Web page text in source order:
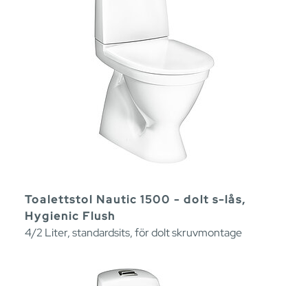
Toalettstol Nautic 1500 - dolt s-lås,
Hygienic Flush
4/2 Liter, standardsits, för dolt skruvmontage